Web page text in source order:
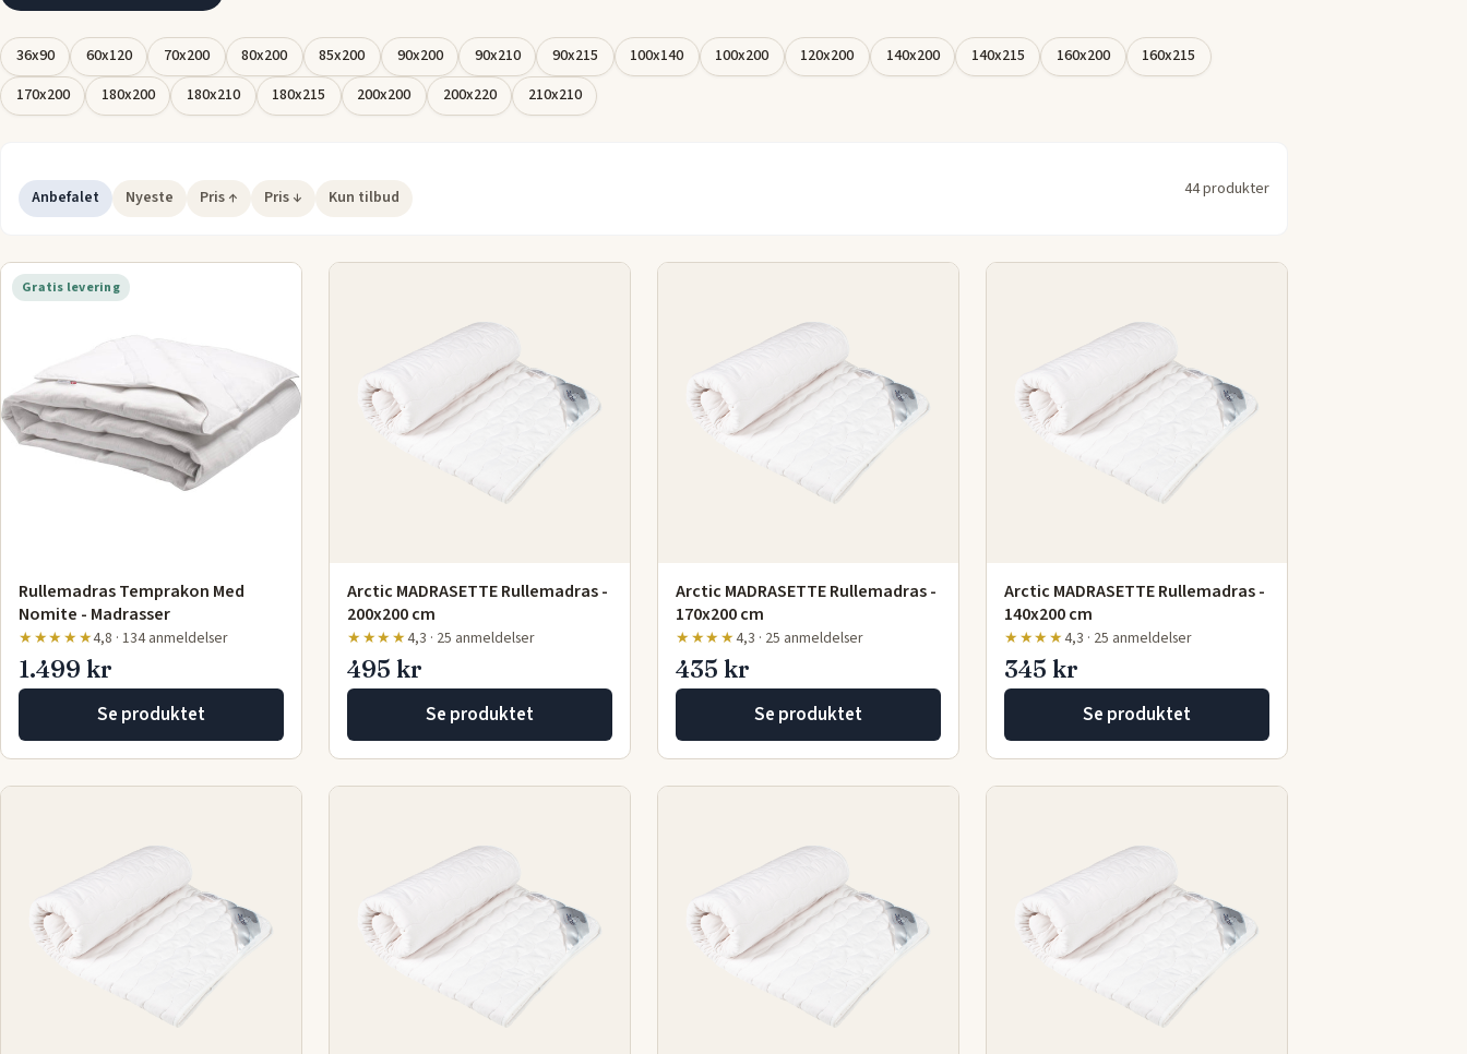
Find din ideelle rullemadras :
Gennemse vores udvalg af rullemadrasser og find den løsning, der bedst
beskytter og forbedrer din soveoplevelse. Med forskellige materialer og
fastheder, kan du tilpasse komforten og forlænge madrassens
36x90 60x120 70x200 80x200 85x200 90x200 90x210 90x215 100x140 100x200 120x200 140x200 140x215 160x200
160x215
170x200
180x200 180x210 180x215 200x200 200x220 210x210
Anbefalet Nyeste Pris ↑ Pris ↓ Kun tilbud 44 produkter
Gratis levering
Rullemadras Temprakon Med
Nomite - Madrasser
★★★★★4,8 · 134 anmeldelser
1.499 kr
Se produktet
Arctic MADRASETTE Rullemadras -
200x200 cm
★★★★4,3 · 25 anmeldelser
495 kr
Se produktet
Arctic MADRASETTE Rullemadras -
170x200 cm
★★★★4,3 · 25 anmeldelser
435 kr
Se produktet
Arctic MADRASETTE Rullemadras -
140x200 cm
★★★★4,3 · 25 anmeldelser
345 kr
Se produktet